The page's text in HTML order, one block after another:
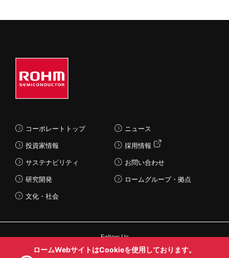
コーポレートトップ
投資家情報
サステナビリティ
研究開発
文化・社会
ニュース
採用情報
お問い合わせ
ロームグループ・拠点
Follow Us
ロームWebサイトはCookieを使用しております。